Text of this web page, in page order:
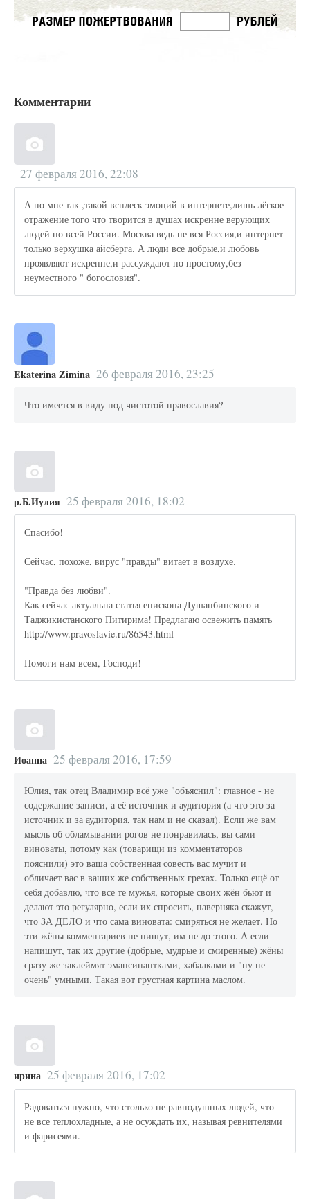
Комментарии
27 февраля 2016, 22:08
А по мне так ,такой всплеск эмоций в интернете,лишь лёгкое
отражение того что творится в душах искренне верующих
людей по всей России. Москва ведь не вся Россия,и интернет
только верхушка айсберга. А люди все добрые,и любовь
проявляют искренне,и рассуждают по простому,без
неуместного " богословия".
Ekaterina Zimina 26 февраля 2016, 23:25
Что имеется в виду под чистотой православия?
р.Б.Иулия 25 февраля 2016, 18:02
Спасибо!
Сейчас, похоже, вирус "правды" витает в воздухе.
"Правда без любви".
Как сейчас актуальна статья епископа Душанбинского и
Таджикистанского Питирима! Предлагаю освежить память
http://www.pravoslavie.ru/86543.html
Помоги нам всем, Господи!
Иоанна 25 февраля 2016, 17:59
Юлия, так отец Владимир всё уже "объяснил": главное - не
содержание записи, а её источник и аудитория (а что это за
источник и за аудитория, так нам и не сказал). Если же вам
мысль об обламывании рогов не понравилась, вы сами
виноваты, потому как (товарищи из комментаторов
пояснили) это ваша собственная совесть вас мучит и
обличает вас в ваших же собственных грехах. Только ещё от
себя добавлю, что все те мужья, которые своих жён бьют и
делают это регулярно, если их спросить, наверняка скажут,
что ЗА ДЕЛО и что сама виновата: смиряться не желает. Но
эти жёны комментариев не пишут, им не до этого. А если
напишут, так их другие (добрые, мудрые и смиренные) жёны
сразу же заклеймят эмансипантками, хабалками и "ну не
очень" умными. Такая вот грустная картина маслом.
ирина 25 февраля 2016, 17:02
Радоваться нужно, что столько не равнодушных людей, что
не все теплохладные, а не осуждать их, называя ревнителями
и фарисеями.